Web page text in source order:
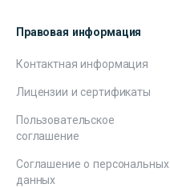
Правовая информация
Контактная информация
Лицензии и сертификаты
Пользовательское
соглашение
Соглашение о персональных
данных